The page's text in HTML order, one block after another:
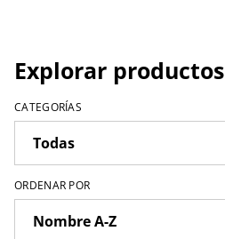
Explorar productos
CATEGORÍAS
ORDENAR POR